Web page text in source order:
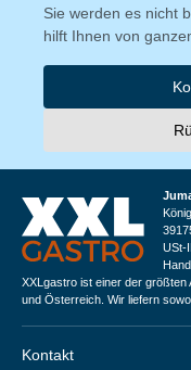
Sie werden es nicht
hilft Ihnen von
USt-
XXLgastro ist einer der
und Österreich. Wir liefern
Kontakt